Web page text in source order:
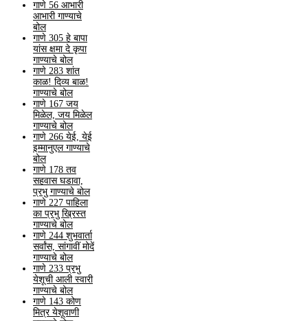
गाणे 56 आभारी
आभारी गाण्याचे
बोल
गाणे 305 हे बापा
यांस क्षमा दे कृपा
गाण्याचे बोल
गाणे 283 शांत
काळ! दिव्य बाळ!
गाण्याचे बोल
गाणे 167 जय
मिळेल, जय मिळेल
गाण्याचे बोल
गाणे 266 येई, येई
इम्मानुएल गाण्याचे
बोल
गाणे 178 तव
सहवास घडावा,
प्रभु गाण्याचे बोल
गाणे 227 पाहिला
का प्रभु ख्रिस्त
गाण्याचे बोल
गाणे 244 शुभवार्ता
सर्वांस, सांगावीं मोदें
गाण्याचे बोल
गाणे 233 प्रभु
येशूची आली स्वारी
गाण्याचे बोल
गाणे 143 कोण
मित्र येशूवाणी